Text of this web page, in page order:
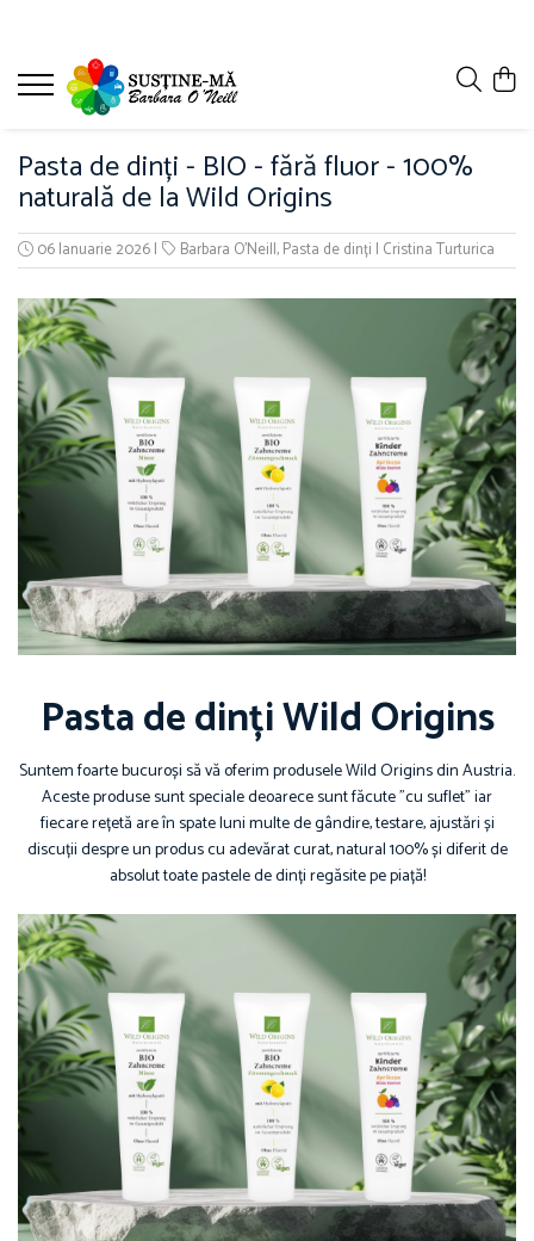
Pasta de dinți - BIO - fără fluor - 100%
naturală de la Wild Origins
06 Ianuarie 2026| Barbara O'Neill,Pasta de dinți | Cristina Turturica
Pasta de dinți Wild Origins
Suntem foarte bucuroși să vă oferim produsele Wild Origins din Austria.
Aceste produse sunt speciale deoarece sunt făcute ”cu suflet” iar
fiecare rețetă are în spate luni multe de gândire, testare, ajustări și
discuții despre un produs cu adevărat curat, natural 100% și diferit de
absolut toate pastele de dinți regăsite pe piață!